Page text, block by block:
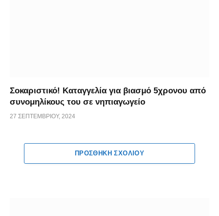
Σοκαριστικό! Καταγγελία για βιασμό 5χρονου από
συνομηλίκους του σε νηπιαγωγείο
27 ΣΕΠΤΕΜΒΡΊΟΥ, 2024
ΠΡΟΣΘΉΚΗ ΣΧΟΛΊΟΥ